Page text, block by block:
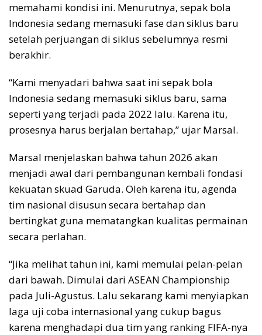
memahami kondisi ini. Menurutnya, sepak bola
Indonesia sedang memasuki fase dan siklus baru
setelah perjuangan di siklus sebelumnya resmi
berakhir.
“Kami menyadari bahwa saat ini sepak bola
Indonesia sedang memasuki siklus baru, sama
seperti yang terjadi pada 2022 lalu. Karena itu,
prosesnya harus berjalan bertahap,” ujar Marsal.
Marsal menjelaskan bahwa tahun 2026 akan
menjadi awal dari pembangunan kembali fondasi
kekuatan skuad Garuda. Oleh karena itu, agenda
tim nasional disusun secara bertahap dan
bertingkat guna mematangkan kualitas permainan
secara perlahan.
“Jika melihat tahun ini, kami memulai pelan-pelan
dari bawah. Dimulai dari ASEAN Championship
pada Juli-Agustus. Lalu sekarang kami menyiapkan
laga uji coba internasional yang cukup bagus
karena menghadapi dua tim yang ranking FIFA-nya